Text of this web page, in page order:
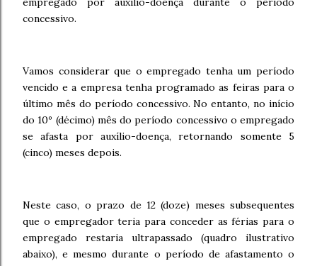
concessivo.
Vamos considerar que o empregado tenha um período
vencido e a empresa tenha programado as feiras para o
último mês do período concessivo. No entanto, no início
do 10º (décimo) mês do período concessivo o empregado
se afasta por auxílio-doença, retornando somente 5
(cinco) meses depois.
Neste caso, o prazo de 12 (doze) meses subsequentes
que o empregador teria para conceder as férias para o
empregado restaria ultrapassado (quadro ilustrativo
abaixo), e mesmo durante o período de afastamento o